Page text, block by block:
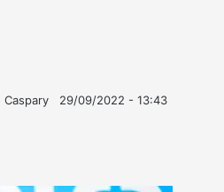
Caspary
29/09/2022 - 13:43